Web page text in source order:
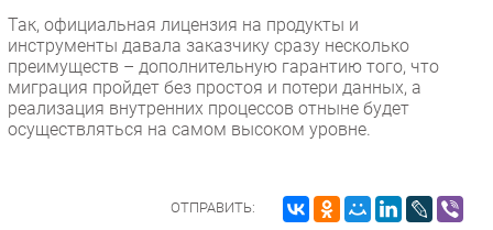
Так, официальная лицензия на продукты и
инструменты давала заказчику сразу несколько
преимуществ – дополнительную гарантию того, что
миграция пройдет без простоя и потери данных, а
реализация внутренних процессов отныне будет
осуществляться на самом высоком уровне.
ОТПРАВИТЬ: